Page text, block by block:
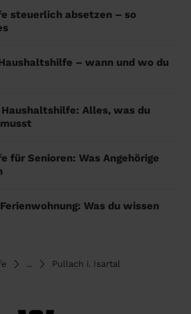
steuerlich absetzen – so
– wann und wo du
Haushaltshilfe: Alles, was du
für Senioren: Was Angehörige
Was du wissen
... Pullach i. Isartal